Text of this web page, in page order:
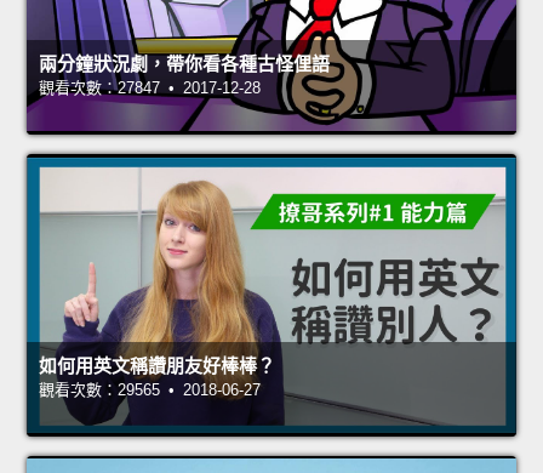
兩分鐘狀況劇，帶你看各種古怪俚語
觀看次數：27847 • 2017-12-28
如何用英文稱讚朋友好棒棒？
觀看次數：29565 • 2018-06-27